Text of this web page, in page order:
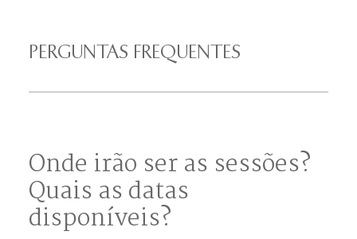
PERGUNTAS FREQUENTES
Onde irão ser as sessões?
Quais as datas
disponíveis?